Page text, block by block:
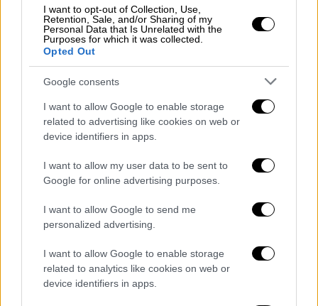
I want to opt-out of Collection, Use,
Retention, Sale, and/or Sharing of my
Personal Data that Is Unrelated with the
Purposes for which it was collected.
Opted Out
Google consents
I want to allow Google to enable storage
related to advertising like cookies on web or
device identifiers in apps.
I want to allow my user data to be sent to
Google for online advertising purposes.
I want to allow Google to send me
personalized advertising.
I want to allow Google to enable storage
related to analytics like cookies on web or
device identifiers in apps.
Αθλητισμός|25.08.2023 19:34
Δεν παραιτείται ο Λουίς Ρουμπιάλες
παρά τον σάλο και τις αντιδράσεις για
το φιλί στο στόμα - Στα άκρα η κόντρα
με την κυβέρνηση που θέλει να τον
«τελειώσει»
Ο Ρουμπιάλες δήλωσε ότι έπεσε θύμα
κοινωνικής δολοφονίας και είπε ότι το φιλί
ήταν αυθόρμητο και συναινετικό